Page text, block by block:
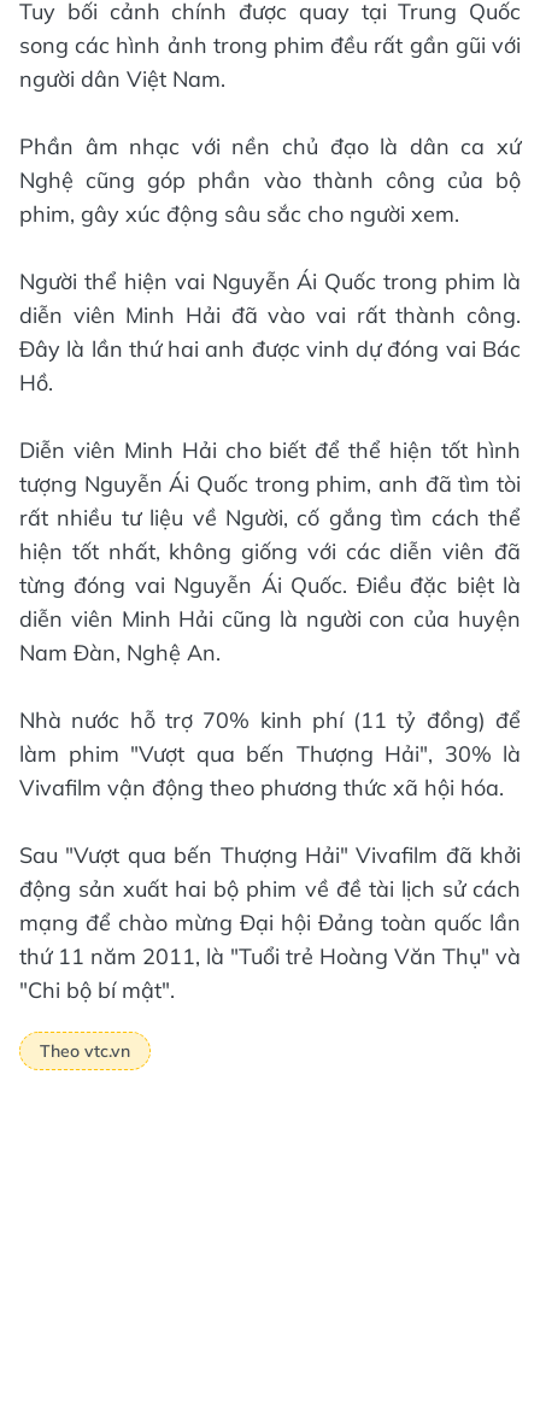
Tuy bối cảnh chính được quay tại Trung Quốc
song các hình ảnh trong phim đều rất gần gũi với
người dân Việt Nam.
Phần âm nhạc với nền chủ đạo là dân ca xứ
Nghệ cũng góp phần vào thành công của bộ
phim, gây xúc động sâu sắc cho người xem.
Người thể hiện vai Nguyễn Ái Quốc trong phim là
diễn viên Minh Hải đã vào vai rất thành công.
Đây là lần thứ hai anh được vinh dự đóng vai Bác
Hồ.
Diễn viên Minh Hải cho biết để thể hiện tốt hình
tượng Nguyễn Ái Quốc trong phim, anh đã tìm tòi
rất nhiều tư liệu về Người, cố gắng tìm cách thể
hiện tốt nhất, không giống với các diễn viên đã
từng đóng vai Nguyễn Ái Quốc. Điều đặc biệt là
diễn viên Minh Hải cũng là người con của huyện
Nam Đàn, Nghệ An.
Nhà nước hỗ trợ 70% kinh phí (11 tỷ đồng) để
làm phim "Vượt qua bến Thượng Hải", 30% là
Vivafilm vận động theo phương thức xã hội hóa.
Sau "Vượt qua bến Thượng Hải" Vivafilm đã khởi
động sản xuất hai bộ phim về đề tài lịch sử cách
mạng để chào mừng Đại hội Đảng toàn quốc lần
thứ 11 năm 2011, là "Tuổi trẻ Hoàng Văn Thụ" và
"Chi bộ bí mật".
Theo vtc.vn